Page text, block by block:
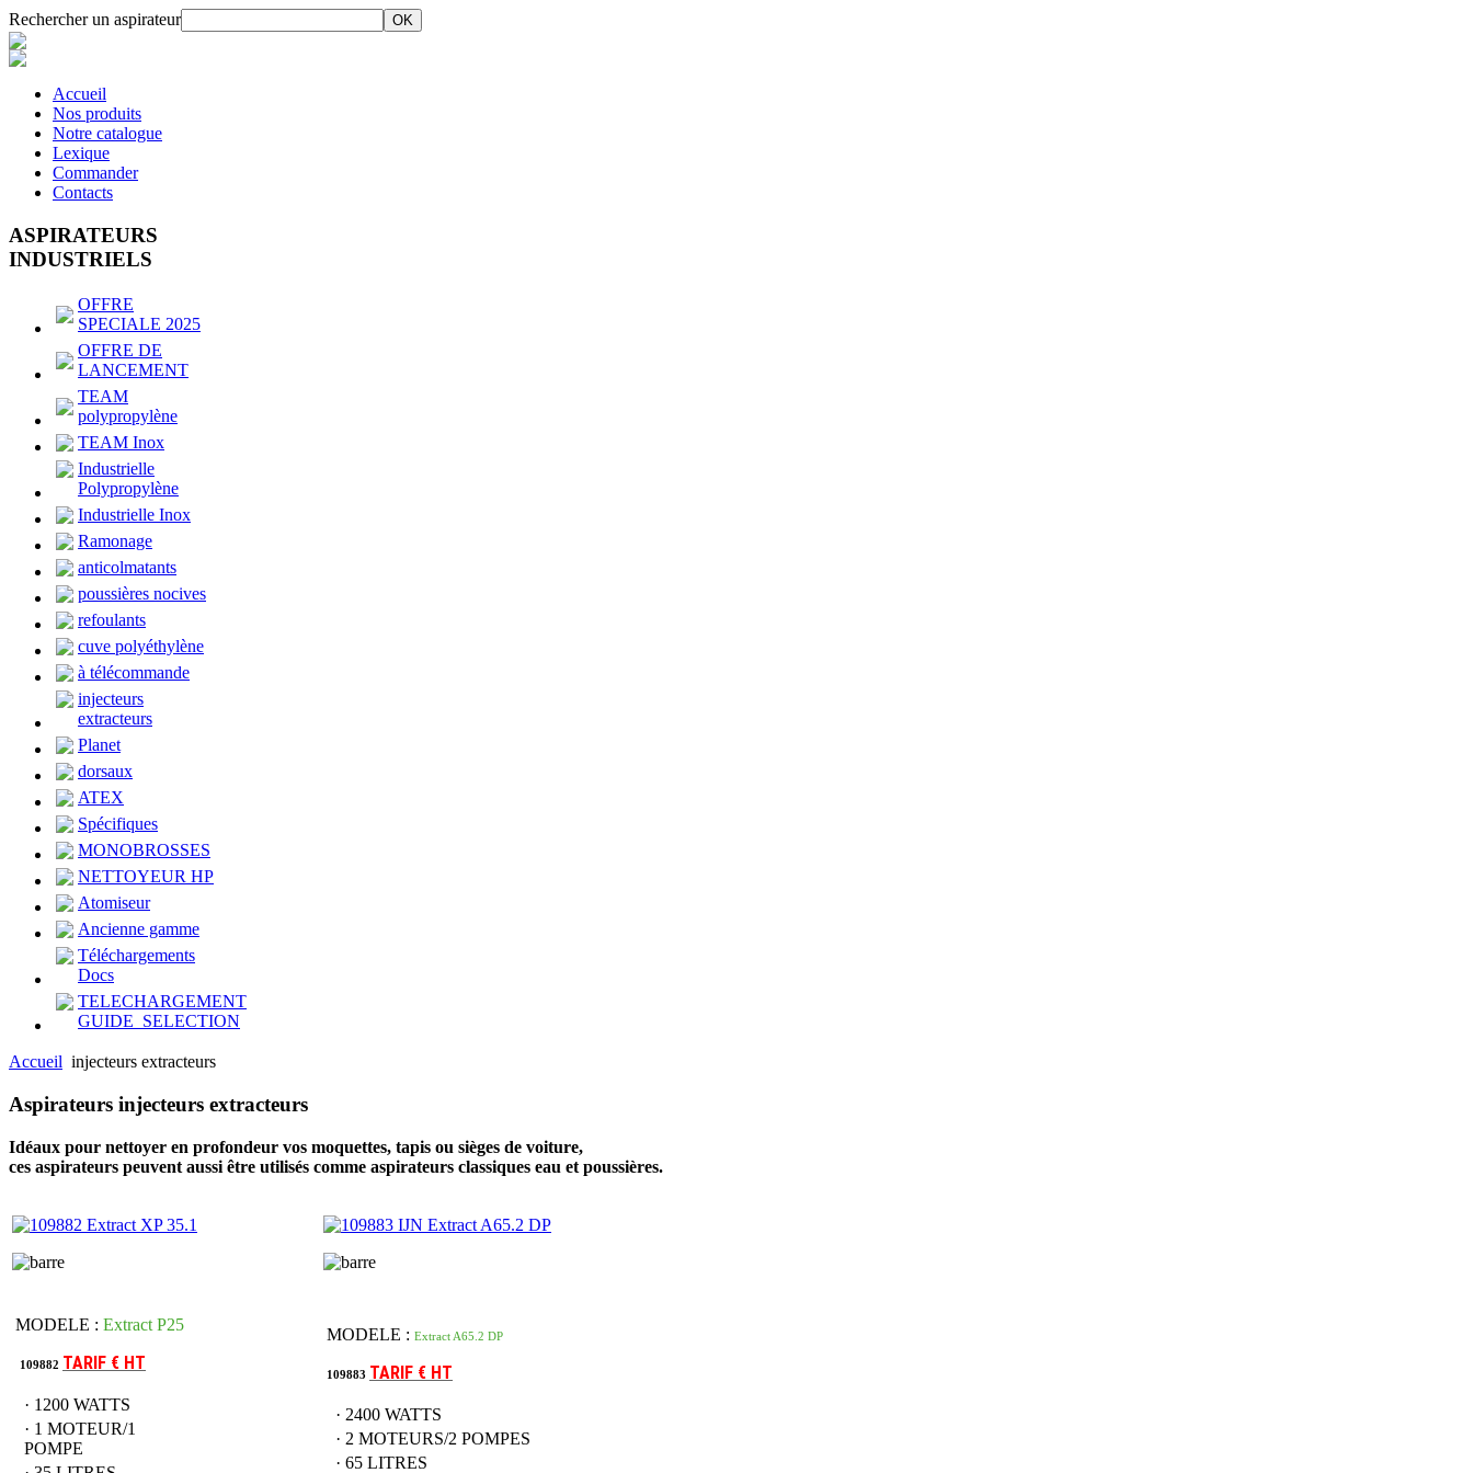
Rechercher un aspirateur
Accueil
Nos produits
Notre catalogue
Lexique
Commander
Contacts
ASPIRATEURS
INDUSTRIELS
OFFRE
SPECIALE 2025
OFFRE DE
LANCEMENT
TEAM
polypropylène
TEAM Inox
Industrielle
Polypropylène
Industrielle Inox
Ramonage
anticolmatants
poussières nocives
refoulants
cuve polyéthylène
à télécommande
injecteurs
extracteurs
Planet
dorsaux
ATEX
Spécifiques
MONOBROSSES
NETTOYEUR HP
Atomiseur
Ancienne gamme
Téléchargements
Docs
TELECHARGEMENT
GUIDE_SELECTION
Accueil injecteurs extracteurs
Aspirateurs injecteurs extracteurs
Idéaux pour nettoyer en profondeur vos moquettes, tapis ou sièges de voiture,
ces aspirateurs peuvent aussi être utilisés comme aspirateurs classiques eau et poussières.
MODELE : Extract P25
109882 TARIF € HT
· 1200 WATTS
· 1 MOTEUR/1
POMPE
MODELE : Extract A65.2 DP
109883 TARIF € HT
· 2400 WATTS
· 2 MOTEURS/2 POMPES
· 65 LITRES